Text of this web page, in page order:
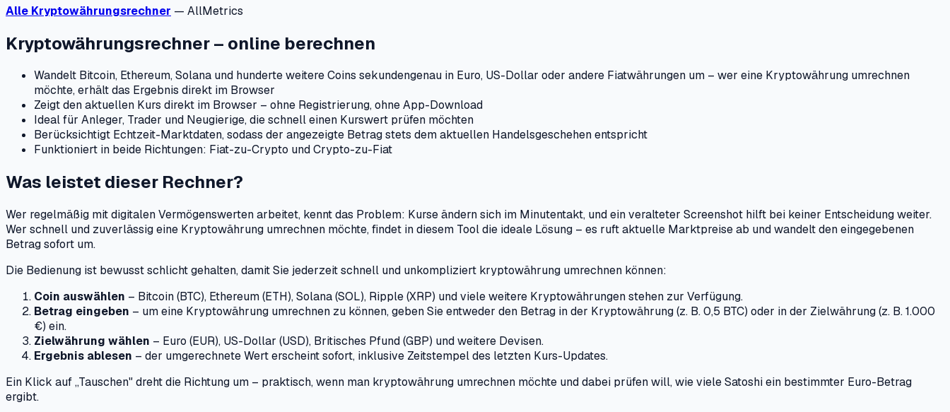
Alle Kryptowährungsrechner — AllMetrics
Kryptowährungsrechner – online berechnen
Wandelt Bitcoin, Ethereum, Solana und hunderte weitere Coins sekundengenau in Euro, US-Dollar oder andere Fiatwährungen um – wer eine Kryptowährung umrechnen
möchte, erhält das Ergebnis direkt im Browser
Zeigt den aktuellen Kurs direkt im Browser – ohne Registrierung, ohne App-Download
Ideal für Anleger, Trader und Neugierige, die schnell einen Kurswert prüfen möchten
Berücksichtigt Echtzeit-Marktdaten, sodass der angezeigte Betrag stets dem aktuellen Handelsgeschehen entspricht
Funktioniert in beide Richtungen: Fiat-zu-Crypto und Crypto-zu-Fiat
Was leistet dieser Rechner?
Wer regelmäßig mit digitalen Vermögenswerten arbeitet, kennt das Problem: Kurse ändern sich im Minutentakt, und ein veralteter Screenshot hilft bei keiner Entscheidung weiter.
Wer schnell und zuverlässig eine Kryptowährung umrechnen möchte, findet in diesem Tool die ideale Lösung – es ruft aktuelle Marktpreise ab und wandelt den eingegebenen
Betrag sofort um.
Die Bedienung ist bewusst schlicht gehalten, damit Sie jederzeit schnell und unkompliziert kryptowährung umrechnen können:
Coin auswählen – Bitcoin (BTC), Ethereum (ETH), Solana (SOL), Ripple (XRP) und viele weitere Kryptowährungen stehen zur Verfügung.
Betrag eingeben – um eine Kryptowährung umrechnen zu können, geben Sie entweder den Betrag in der Kryptowährung (z. B. 0,5 BTC) oder in der Zielwährung (z. B. 1.000
€) ein.
Zielwährung wählen – Euro (EUR), US-Dollar (USD), Britisches Pfund (GBP) und weitere Devisen.
Ergebnis ablesen – der umgerechnete Wert erscheint sofort, inklusive Zeitstempel des letzten Kurs-Updates.
Ein Klick auf „Tauschen" dreht die Richtung um – praktisch, wenn man kryptowährung umrechnen möchte und dabei prüfen will, wie viele Satoshi ein bestimmter Euro-Betrag
ergibt.